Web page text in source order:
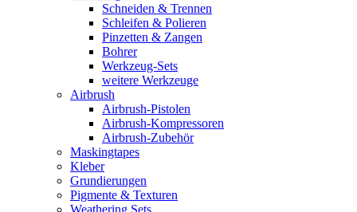
Schneiden & Trennen
Schleifen & Polieren
Pinzetten & Zangen
Bohrer
Werkzeug-Sets
weitere Werkzeuge
Airbrush
Airbrush-Pistolen
Airbrush-Kompressoren
Airbrush-Zubehör
Maskingtapes
Kleber
Grundierungen
Pigmente & Texturen
Weathering Sets